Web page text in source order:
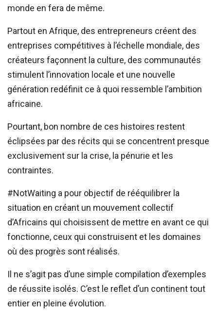
monde en fera de même.
Partout en Afrique, des entrepreneurs créent des
entreprises compétitives à l’échelle mondiale, des
créateurs façonnent la culture, des communautés
stimulent l’innovation locale et une nouvelle
génération redéfinit ce à quoi ressemble l’ambition
africaine.
Pourtant, bon nombre de ces histoires restent
éclipsées par des récits qui se concentrent presque
exclusivement sur la crise, la pénurie et les
contraintes.
#NotWaiting a pour objectif de rééquilibrer la
situation en créant un mouvement collectif
d’Africains qui choisissent de mettre en avant ce qui
fonctionne, ceux qui construisent et les domaines
où des progrès sont réalisés.
Il ne s’agit pas d’une simple compilation d’exemples
de réussite isolés. C’est le reflet d’un continent tout
entier en pleine évolution.